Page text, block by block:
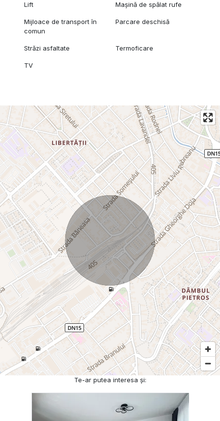
Lift Mașină de spălat rufe
Mijloace de transport în
comun
Parcare deschisă
Străzi asfaltate Termoficare
TV
Te-ar putea interesa și: